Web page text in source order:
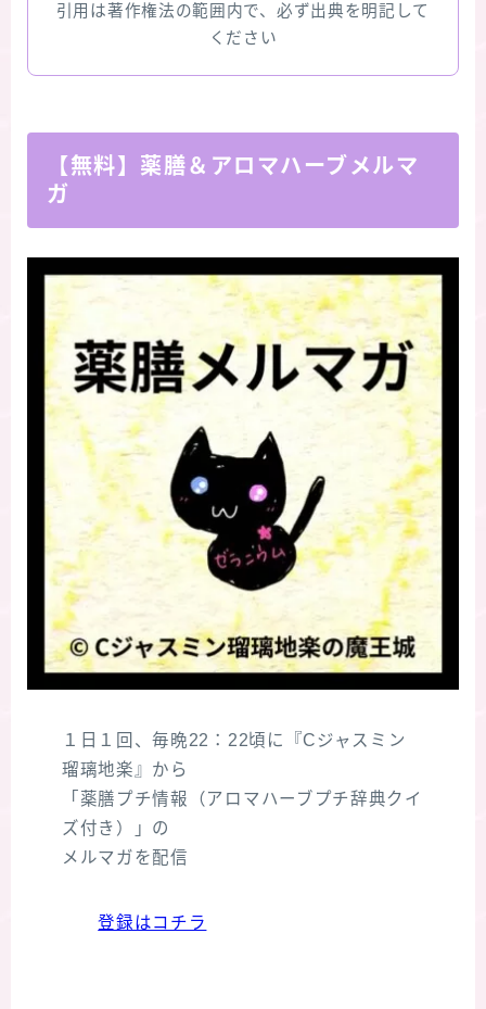
引用は著作権法の範囲内で、必ず出典を明記して
ください
【無料】薬膳＆アロマハーブメルマ
ガ
１日１回、毎晩22：22頃に『Cジャスミン
瑠璃地楽』から
「薬膳プチ情報（アロマハーブプチ辞典クイ
ズ付き）」の
メルマガを配信
登録はコチラ